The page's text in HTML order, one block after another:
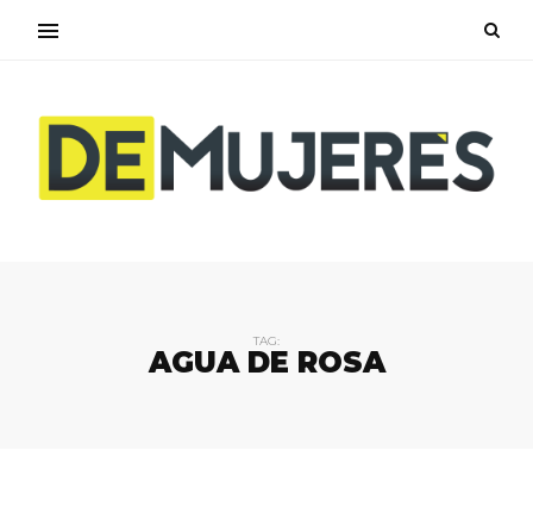
TAG:
AGUA DE ROSA